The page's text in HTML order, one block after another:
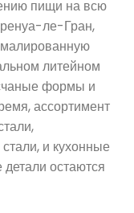
пищи на всю
ле-Гран,
литейном
формы и
ассортимент
и кухонные
остаются